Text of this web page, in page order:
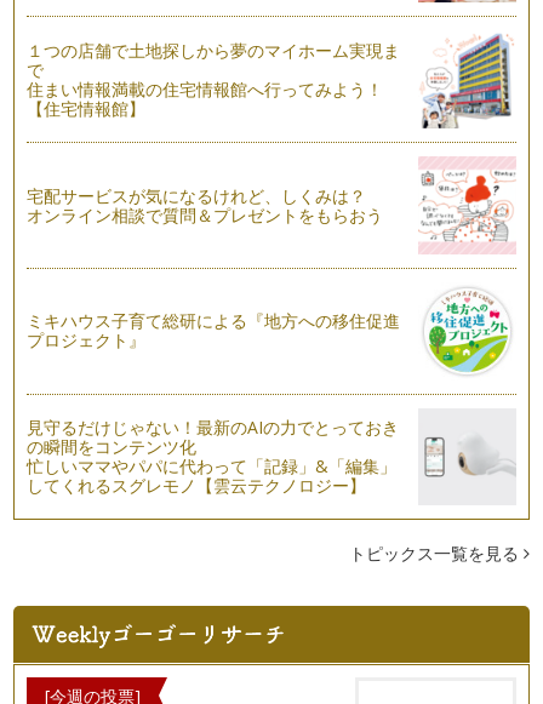
はじめての料理のお手伝いは、野菜をもみもみしよう！
野菜ソムリエの香月 りさです。いつも読んでくださり、あり
がとうございます。 これま…
夏においしくて、大変身する野菜
前回の記事で、夏野菜の花を紹介しました。ナス科、ウリ科で
花の形が違ったり、花の時は形が似て…
実になる前に、花が咲く。～夏野菜の花観察
夏野菜が眩しい太陽の日差しを浴び、ぐんぐん成長していま
野菜の部位によって、食べ方・調理法を変えてみよう
お子さんの離乳食は、どのように作って食べさせていました
か？初めての離乳食作りとなると、まず…
ダに植えたキュウリや、ミニトマト、…
どんな香りがするのかな？野菜の香りを意識してみよう。
「日本でもっとも美しい村 やさい王国 昭和村」にて野菜
作りを楽しむ、ハッピー・…
野菜で季節を楽しもう～野菜の旬を知るヒント
満開の桜が街中をピンク色に染め、菜の花やチューリップなど
１つの店舗で土地探しから夢のマイホーム実現ま
で
住まい情報満載の住宅情報館へ行ってみよう！
【住宅情報館】
宅配サービスが気になるけれど、しくみは？
オンライン相談で質問＆プレゼントをもらおう
ミキハウス子育て総研による『地方への移住促進
プロジェクト』
見守るだけじゃない！最新のAIの力でとっておき
の瞬間をコンテンツ化
忙しいママやパパに代わって「記録」&「編集」
してくれるスグレモノ【雲云テクノロジー】
トピックス一覧を見る
[今週の投票]